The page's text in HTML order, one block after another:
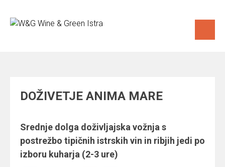
content
DOŽIVETJE ANIMA MARE
Srednje dolga doživljajska vožnja s
postrežbo tipičnih istrskih vin in ribjih jedi po
izboru kuharja (2-3 ure)